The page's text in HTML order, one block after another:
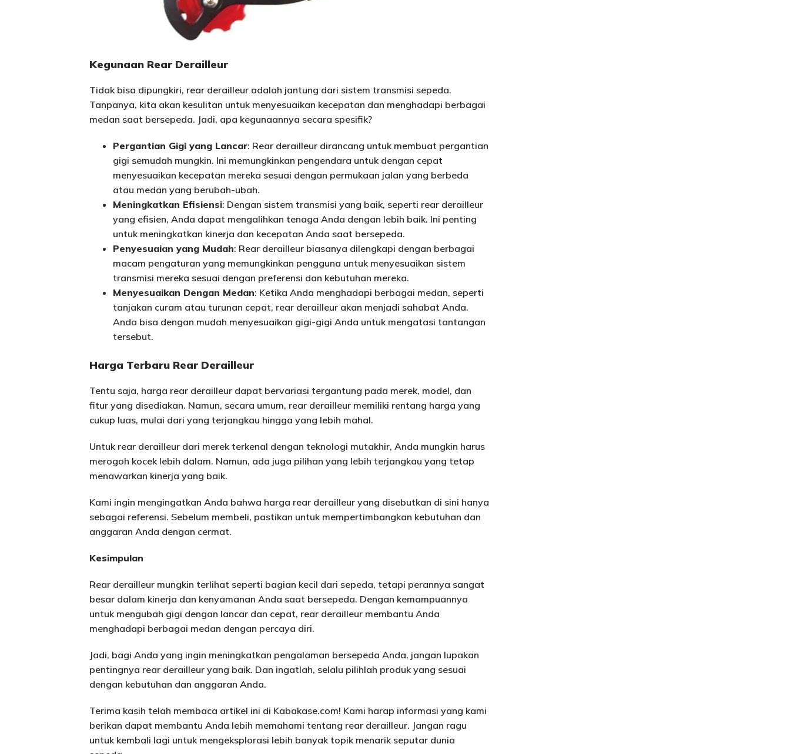
Kegunaan Rear Derailleur
Tidak bisa dipungkiri, rear derailleur adalah jantung dari sistem transmisi sepeda.
Tanpanya, kita akan kesulitan untuk menyesuaikan kecepatan dan menghadapi berbagai
medan saat bersepeda. Jadi, apa kegunaannya secara spesifik?
Pergantian Gigi yang Lancar: Rear derailleur dirancang untuk membuat pergantian
gigi semudah mungkin. Ini memungkinkan pengendara untuk dengan cepat
menyesuaikan kecepatan mereka sesuai dengan permukaan jalan yang berbeda
atau medan yang berubah-ubah.
Meningkatkan Efisiensi: Dengan sistem transmisi yang baik, seperti rear derailleur
yang efisien, Anda dapat mengalihkan tenaga Anda dengan lebih baik. Ini penting
untuk meningkatkan kinerja dan kecepatan Anda saat bersepeda.
Penyesuaian yang Mudah: Rear derailleur biasanya dilengkapi dengan berbagai
macam pengaturan yang memungkinkan pengguna untuk menyesuaikan sistem
transmisi mereka sesuai dengan preferensi dan kebutuhan mereka.
Menyesuaikan Dengan Medan: Ketika Anda menghadapi berbagai medan, seperti
tanjakan curam atau turunan cepat, rear derailleur akan menjadi sahabat Anda.
Anda bisa dengan mudah menyesuaikan gigi-gigi Anda untuk mengatasi tantangan
tersebut.
Harga Terbaru Rear Derailleur
Tentu saja, harga rear derailleur dapat bervariasi tergantung pada merek, model, dan
fitur yang disediakan. Namun, secara umum, rear derailleur memiliki rentang harga yang
cukup luas, mulai dari yang terjangkau hingga yang lebih mahal.
Untuk rear derailleur dari merek terkenal dengan teknologi mutakhir, Anda mungkin harus
merogoh kocek lebih dalam. Namun, ada juga pilihan yang lebih terjangkau yang tetap
menawarkan kinerja yang baik.
Kami ingin mengingatkan Anda bahwa harga rear derailleur yang disebutkan di sini hanya
sebagai referensi. Sebelum membeli, pastikan untuk mempertimbangkan kebutuhan dan
anggaran Anda dengan cermat.
Kesimpulan
Rear derailleur mungkin terlihat seperti bagian kecil dari sepeda, tetapi perannya sangat
besar dalam kinerja dan kenyamanan Anda saat bersepeda. Dengan kemampuannya
untuk mengubah gigi dengan lancar dan cepat, rear derailleur membantu Anda
menghadapi berbagai medan dengan percaya diri.
Jadi, bagi Anda yang ingin meningkatkan pengalaman bersepeda Anda, jangan lupakan
pentingnya rear derailleur yang baik. Dan ingatlah, selalu pilihlah produk yang sesuai
dengan kebutuhan dan anggaran Anda.
Terima kasih telah membaca artikel ini di Kabakase.com! Kami harap informasi yang kami
berikan dapat membantu Anda lebih memahami tentang rear derailleur. Jangan ragu
untuk kembali lagi untuk mengeksplorasi lebih banyak topik menarik seputar dunia